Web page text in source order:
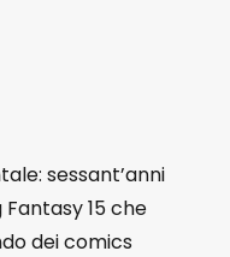
sessant’anni
Fantasy 15 che
dei comics